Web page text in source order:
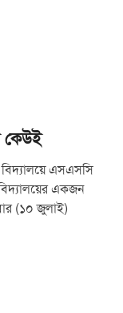
কেউই
বিদ্যালয়ে এসএস‌সি
বিদ্যালয়ের একজন
(১০ জুলাই)